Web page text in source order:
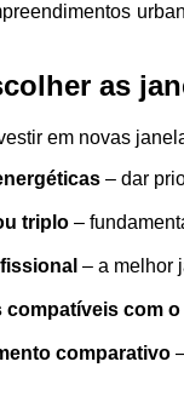
as
em novas
– dar
triplo –
– a melhor
compatíveis com
comparativo